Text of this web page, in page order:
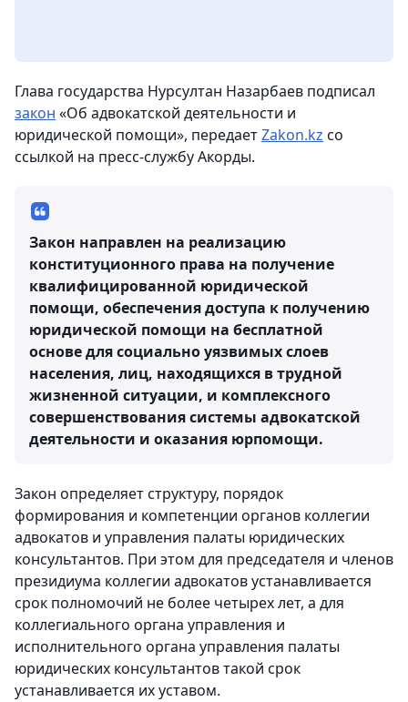
Глава государства Нурсултан Назарбаев подписал
закон «Об адвокатской деятельности и
юридической помощи», передаетZakon.kz со
ссылкой на пресс-службу Акорды.
Закон направлен на реализацию
конституционного права на получение
квалифицированной юридической
помощи, обеспечения доступа к получению
юридической помощи на бесплатной
основе для социально уязвимых слоев
населения, лиц, находящихся в трудной
жизненной ситуации, и комплексного
совершенствования системы адвокатской
деятельности и оказания юрпомощи.
Закон определяет структуру, порядок
формирования и компетенции органов коллегии
адвокатов и управления палаты юридических
консультантов. При этом для председателя и членов
президиума коллегии адвокатов устанавливается
срок полномочий не более четырех лет, а для
коллегиального органа управления и
исполнительного органа управления палаты
юридических консультантов такой срок
устанавливается их уставом.